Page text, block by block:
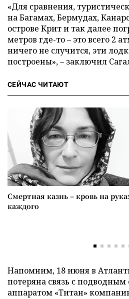
«Для сравнения,
на Багамах, Бермудах,
острове Крит и так далее
метров где-то – это всего 2
ничего не случится, эти
построены», – заключил
СЕЙЧАС ЧИТАЮТ
Смертная казнь – кровь на
каждого
Напомним, 18 июня в
потеряна связь с
аппаратом «Титан»